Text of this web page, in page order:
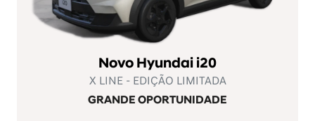
Novo Hyundai i20
X LINE - EDIÇÃO LIMITADA
GRANDE OPORTUNIDADE